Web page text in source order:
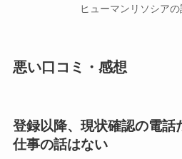
ヒューマンリソシアの
悪い口コミ・感想
登録以降、現状確認の電話
仕事の話はない